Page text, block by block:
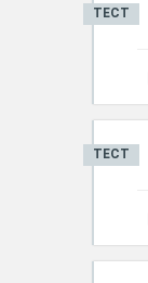
ТЕСТ
ТЕСТ